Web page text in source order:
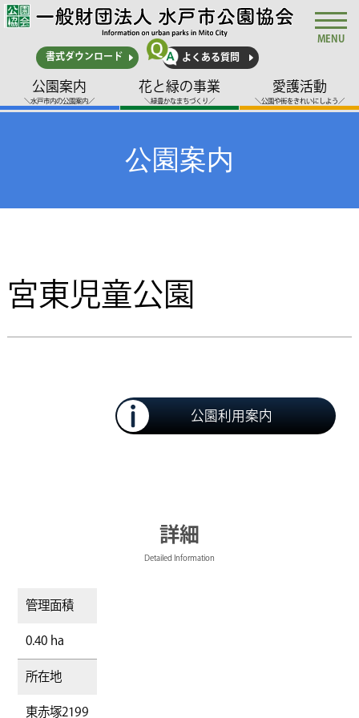
書式ダウンロード よくある質問
公園案内
＼水戸市内の公園案内／
花と緑の事業
＼緑豊かなまちづくり／
愛護活動
＼公園や街をきれいにしよう／
MENU
公園案内
宮東児童公園
公園利用案内
詳細
Detailed Information
管理面積
0.40 ha
所在地
東赤塚2199